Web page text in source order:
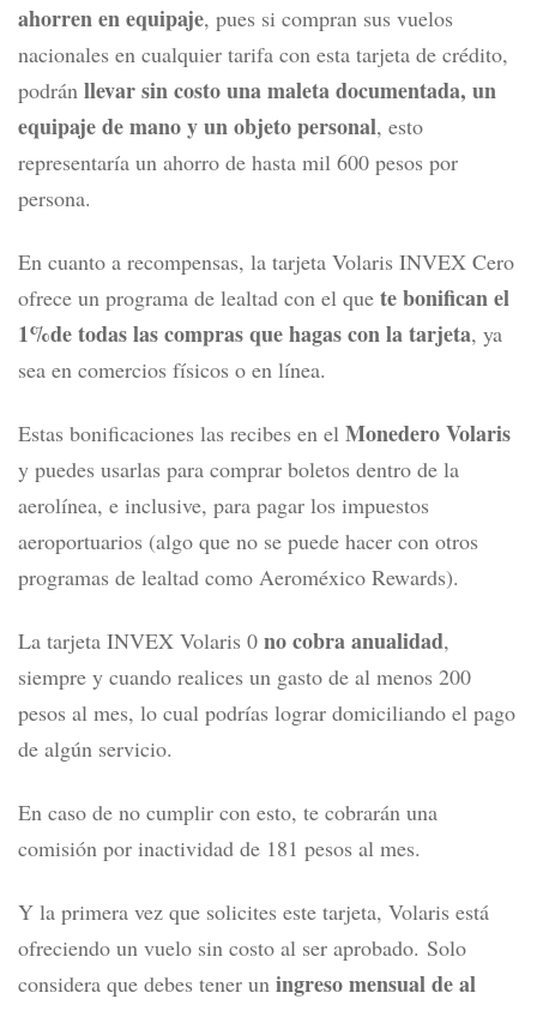
ahorren en equipaje, pues si compran sus vuelos
nacionales en cualquier tarifa con esta tarjeta de crédito,
podrán llevar sin costo una maleta documentada, un
equipaje de mano y un objeto personal, esto
representaría un ahorro de hasta mil 600 pesos por
persona.
En cuanto a recompensas, la tarjeta Volaris INVEX Cero
ofrece un programa de lealtad con el que te bonifican el
1%de todas las compras que hagas con la tarjeta, ya
sea en comercios físicos o en línea.
Estas bonificaciones las recibes en el Monedero Volaris
y puedes usarlas para comprar boletos dentro de la
aerolínea, e inclusive, para pagar los impuestos
aeroportuarios (algo que no se puede hacer con otros
programas de lealtad como Aeroméxico Rewards).
La tarjeta INVEX Volaris 0 no cobra anualidad,
siempre y cuando realices un gasto de al menos 200
pesos al mes, lo cual podrías lograr domiciliando el pago
de algún servicio.
En caso de no cumplir con esto, te cobrarán una
comisión por inactividad de 181 pesos al mes.
Y la primera vez que solicites este tarjeta, Volaris está
ofreciendo un vuelo sin costo al ser aprobado. Solo
considera que debes tener un ingreso mensual de al